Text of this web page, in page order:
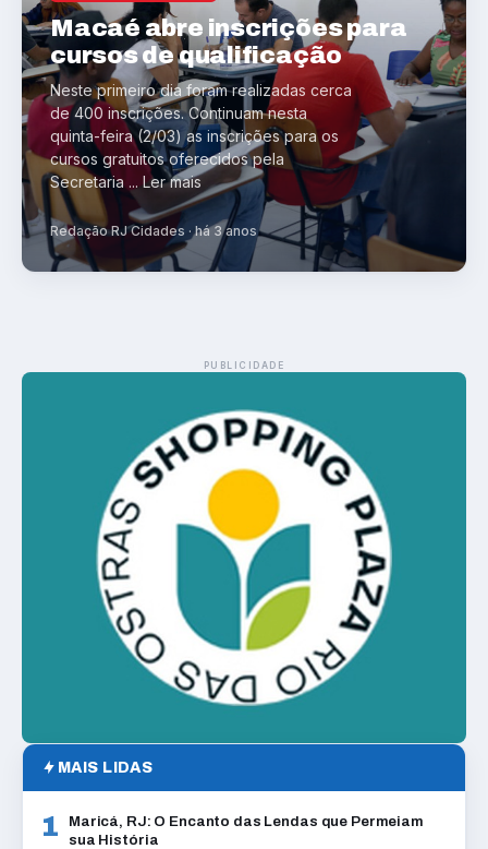
Macaé abre inscrições para
cursos de qualificação
Neste primeiro dia foram realizadas cerca
de 400 inscrições. Continuam nesta
quinta-feira (2/03) as inscrições para os
cursos gratuitos oferecidos pela
Secretaria ... Ler mais
Redação RJ Cidades · há 3 anos
PUBLICIDADE
MAIS LIDAS
1
Maricá, RJ: O Encanto das Lendas que Permeiam
sua História